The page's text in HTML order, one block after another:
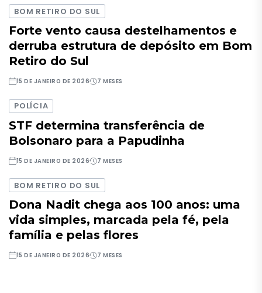
BOM RETIRO DO SUL
Forte vento causa destelhamentos e
derruba estrutura de depósito em Bom
Retiro do Sul
15 DE JANEIRO DE 2026 7 MESES
POLÍCIA
STF determina transferência de
Bolsonaro para a Papudinha
15 DE JANEIRO DE 2026 7 MESES
BOM RETIRO DO SUL
Dona Nadit chega aos 100 anos: uma
vida simples, marcada pela fé, pela
família e pelas flores
15 DE JANEIRO DE 2026 7 MESES